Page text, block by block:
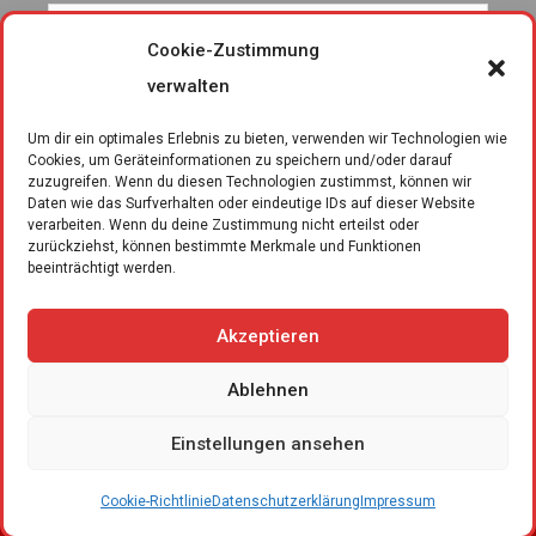
Cookie-Zustimmung
verwalten
Um dir ein optimales Erlebnis zu bieten, verwenden wir Technologien wie
Cookies, um Geräteinformationen zu speichern und/oder darauf
zuzugreifen. Wenn du diesen Technologien zustimmst, können wir
Daten wie das Surfverhalten oder eindeutige IDs auf dieser Website
verarbeiten. Wenn du deine Zustimmung nicht erteilst oder
zurückziehst, können bestimmte Merkmale und Funktionen
beeinträchtigt werden.
Akzeptieren
Ablehnen
Einstellungen ansehen
Cookie-RichtlinieDatenschutzerklärung Impressum
Cookie-Richtlinie